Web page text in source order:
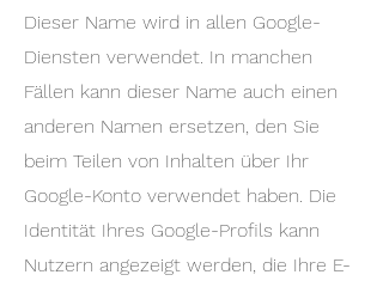
Dieser Name wird in allen Google-
Diensten verwendet. In manchen
Fällen kann dieser Name auch einen
anderen Namen ersetzen, den Sie
beim Teilen von Inhalten über Ihr
Google-Konto verwendet haben. Die
Identität Ihres Google-Profils kann
Nutzern angezeigt werden, die Ihre E-